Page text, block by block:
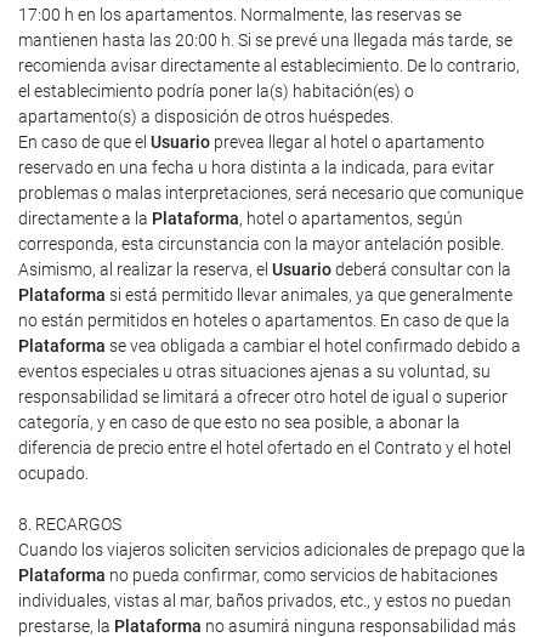
17:00 h en los apartamentos. Normalmente, las reservas se
mantienen hasta las 20:00 h. Si se prevé una llegada más tarde, se
recomienda avisar directamente al establecimiento. De lo contrario,
el establecimiento podría poner la(s) habitación(es) o
apartamento(s) a disposición de otros huéspedes.
En caso de que el Usuario prevea llegar al hotel o apartamento
reservado en una fecha u hora distinta a la indicada, para evitar
problemas o malas interpretaciones, será necesario que comunique
directamente a la Plataforma, hotel o apartamentos, según
corresponda, esta circunstancia con la mayor antelación posible.
Asimismo, al realizar la reserva, el Usuariodeberá consultar con la
Plataforma si está permitido llevar animales, ya que generalmente
no están permitidos en hoteles o apartamentos. En caso de que la
Plataforma se vea obligada a cambiar el hotel confirmado debido a
eventos especiales u otras situaciones ajenas a su voluntad, su
responsabilidad se limitará a ofrecer otro hotel de igual o superior
categoría, y en caso de que esto no sea posible, a abonar la
diferencia de precio entre el hotel ofertado en el Contrato y el hotel
ocupado.
8. RECARGOS
Cuando los viajeros soliciten servicios adicionales de prepago que la
Plataforma no pueda confirmar, como servicios de habitaciones
individuales, vistas al mar, baños privados, etc., y estos no puedan
prestarse, la Plataforma no asumirá ninguna responsabilidad más